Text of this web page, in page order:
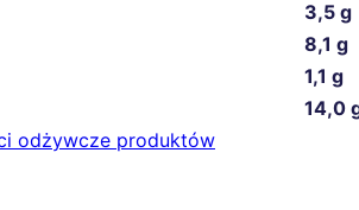
3,5 g
8,1 g
1,1 g
14,0
odżywcze produktów